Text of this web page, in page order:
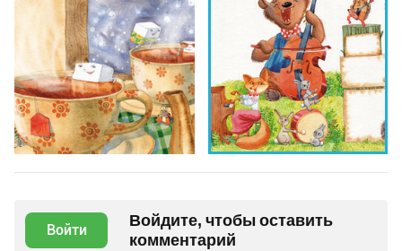
Войти
Войдите, чтобы оставить
комментарий